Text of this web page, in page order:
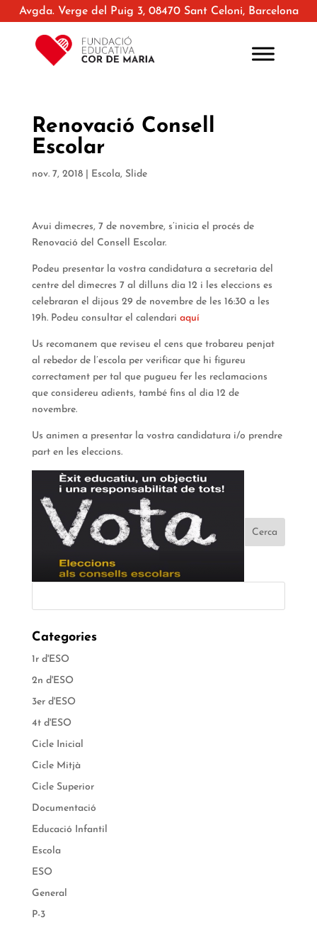
Avgda. Verge del Puig 3, 08470 Sant Celoni, Barcelona
Renovació Consell
Escolar
nov. 7, 2018| Escola, Slide
Avui dimecres, 7 de novembre, s’inicia el procés de
Renovació del Consell Escolar.
Podeu presentar la vostra candidatura a secretaria del
centre del dimecres 7 al dilluns dia 12 i les eleccions es
celebraran el dijous 29 de novembre de les 16:30 a les
19h. Podeu consultar el calendari aquí
Us recomanem que reviseu el cens que trobareu penjat
al rebedor de l’escola per verificar que hi figureu
correctament per tal que pugueu fer les reclamacions
que considereu adients, també fins al dia 12 de
novembre.
Us animen a presentar la vostra candidatura i/o prendre
part en les eleccions.
Categories
1r d'ESO
2n d'ESO
3er d'ESO
4t d'ESO
Cicle Inicial
Cicle Mitjà
Cicle Superior
Documentació
Educació Infantil
Escola
ESO
General
P-3